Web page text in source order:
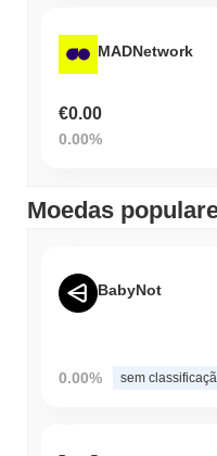
MADNetwork
€0.00
0.00%
Moedas
BabyNot
0.00% sem